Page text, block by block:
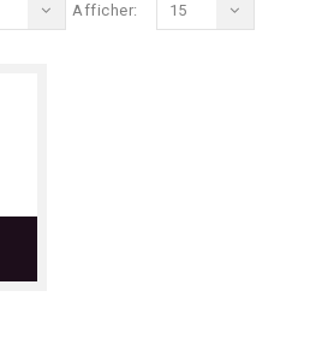
Afficher: 15